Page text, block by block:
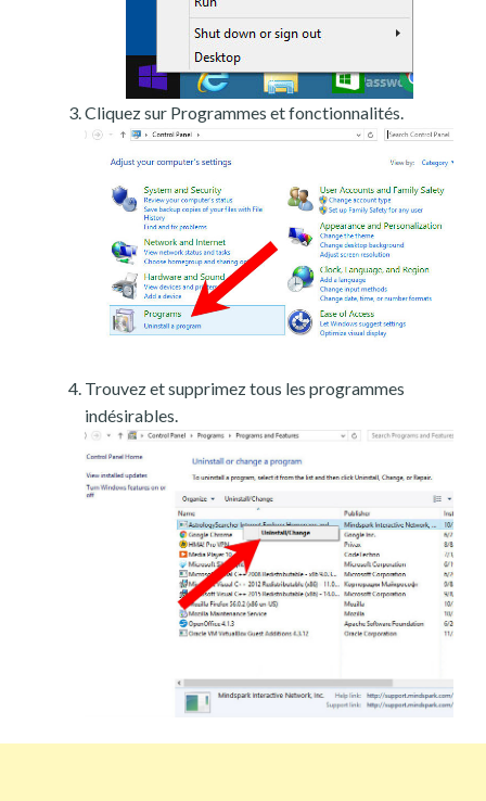
Cliquez sur Programmes et fonctionnalités.
Trouvez et supprimez tous les programmes
indésirables.